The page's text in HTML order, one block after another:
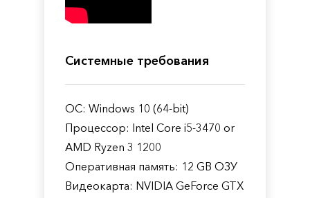
Системные требования
ОС: Windows 10 (64-bit)
Процессор: Intel Core i5-3470 or
AMD Ryzen 3 1200
Оперативная память: 12 GB ОЗУ
Видеокарта: NVIDIA GeForce GTX